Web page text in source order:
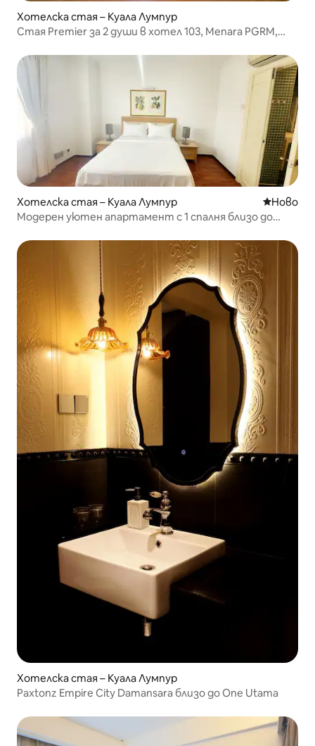
Хотелска стая – Куала Лумпур
Стая Premier за 2 души в хотел 103, Menara PGRM,
Хотелска стая – Куала Лумпур Ново
Ново
Модерен уютен апартамент с 1 спалня близо до
Хотелска стая – Куала Лумпур
Paxtonz Empire City Damansara близо до One Utama